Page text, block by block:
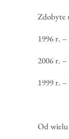
Zdobyte
1996 r.
2006 r.
1999 r.
Od wielu